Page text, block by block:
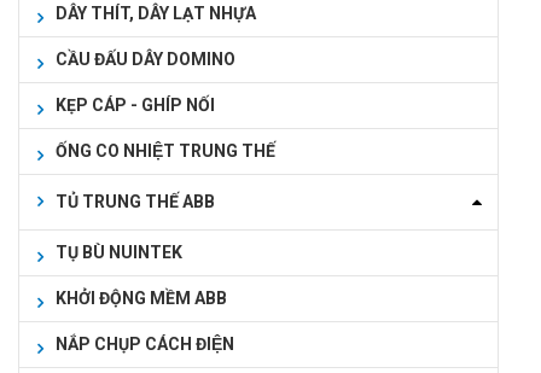
DÂY THÍT, DÂY LẠT NHỰA
CẦU ĐẤU DÂY DOMINO
KẸP CÁP - GHÍP NỐI
ỐNG CO NHIỆT TRUNG THẾ
TỦ TRUNG THẾ ABB
TỤ BÙ NUINTEK
KHỞI ĐỘNG MỀM ABB
NẮP CHỤP CÁCH ĐIỆN